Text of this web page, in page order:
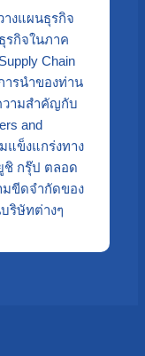
งแผนธุรกิจ
รกิจในภาค
Chain
ารนำของท่าน
วามสำคัญกับ
and
แข็งแกร่งทาง
ชิ กรุ๊ป ตลอด
มขีดจำกัดของ
ริษัทต่างๆ